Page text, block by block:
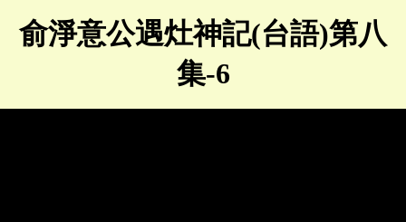
俞淨意公遇灶神記(台語)第八
集-6